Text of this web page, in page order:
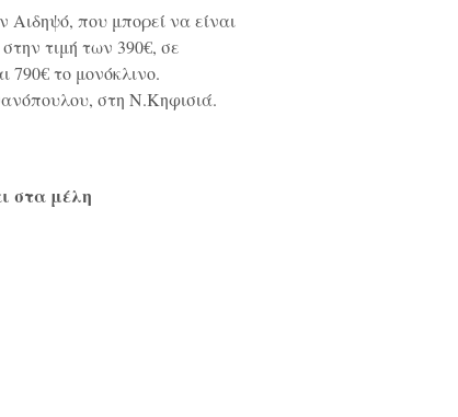
Αιδηψό, που μπορεί να είναι
στην τιμή των 390€, σε
790€ το μονόκλινο.
στη Ν.Κηφισιά.
στα μέλη